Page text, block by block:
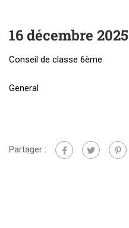
16 décembre 2025
Conseil de classe 6ème
General
Partager :